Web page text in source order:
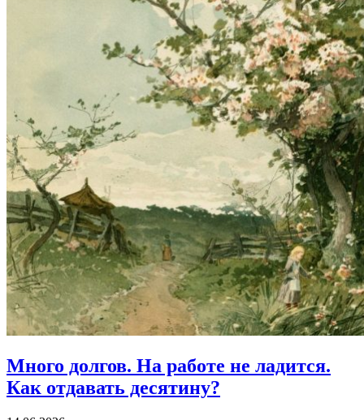
Много долгов. На работе не ладится.
Как отдавать десятину?